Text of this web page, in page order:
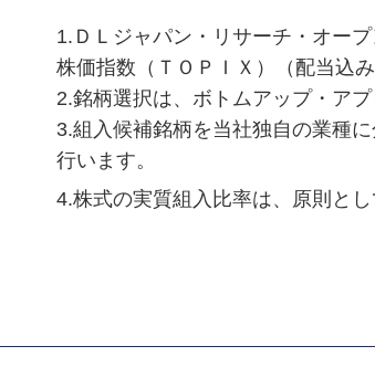
1.ＤＬジャパン・リサーチ・オー
株価指数（ＴＯＰＩＸ）（配当込
2.銘柄選択は、ボトムアップ・アプ
3.組入候補銘柄を当社独自の業種
行います。
4.株式の実質組入比率は、原則とし